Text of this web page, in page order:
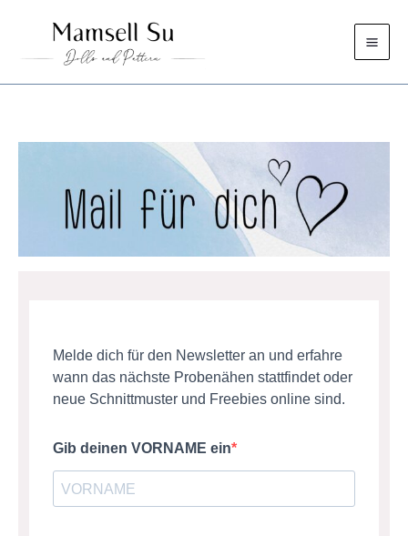
springen
Melde dich für den Newsletter an und erfahre
wann das nächste Probenähen stattfindet oder
neue Schnittmuster und Freebies online sind.
Gib deinen VORNAME ein